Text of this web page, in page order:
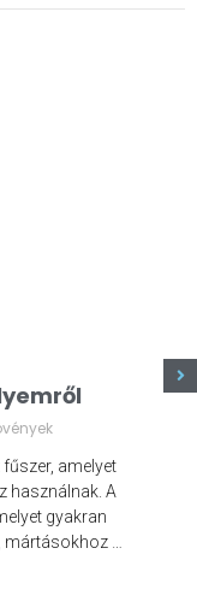
amelyet
használnak. A
gyakran
…